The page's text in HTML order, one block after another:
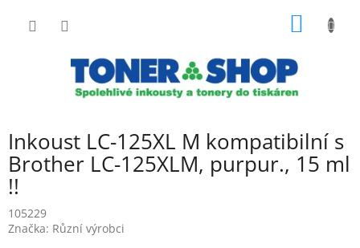
Inkoust LC-125XL M kompatibilní s
Brother LC-125XLM, purpur., 15 ml
!!
105229
Značka: Různí výrobci